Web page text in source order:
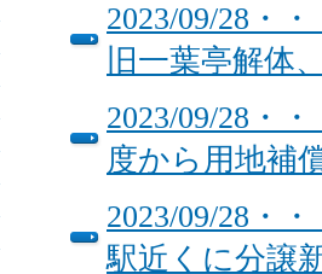
2023/09/28・
旧一葉亭解体
2023/09/28・
度から用地補
2023/09/28・
駅近くに分譲